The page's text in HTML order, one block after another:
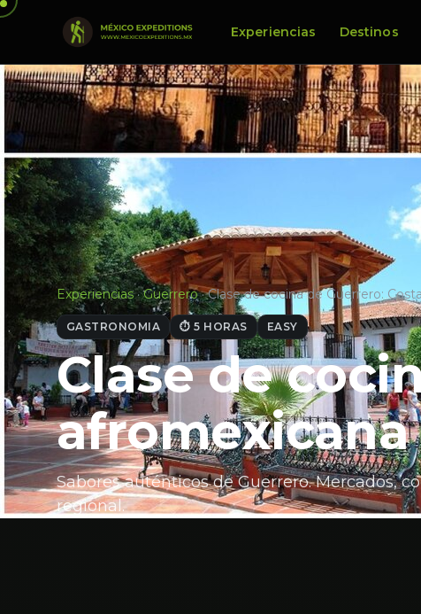
Experiencias Destinos
Experiencias · Guerrero · Clase de cocina de Guerrero:
GASTRONOMIA ⏱ 5 HORAS EASY
Clase de
afromexicana
Sabores auténticos de Guerrero. Mercados,
regional.